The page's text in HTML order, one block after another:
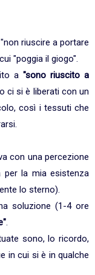
riuscire a portare
"poggia il giogo".
a"sono riuscito a
ci si è liberati con un
così i tessuti che
con una percezione
per la mia esistenza
lo sterno).
soluzione (1-4 ore
.
sono, lo ricordo,
in cui si è in qualche